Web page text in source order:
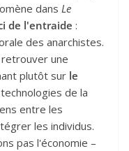
dans Le
de l'entraide :
des anarchistes.
une
plutôt sur le
de la
entre les
les individus.
pas l'économie –